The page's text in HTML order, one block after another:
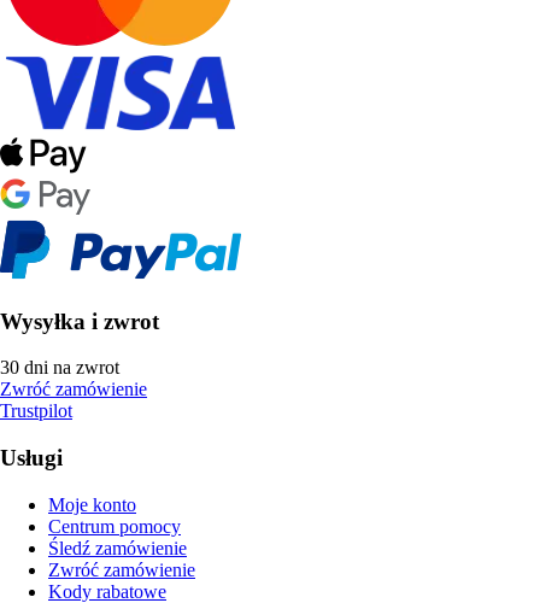
Wysyłka i zwrot
30 dni na zwrot
Zwróć zamówienie
Trustpilot
Usługi
Moje konto
Centrum pomocy
Śledź zamówienie
Zwróć zamówienie
Kody rabatowe